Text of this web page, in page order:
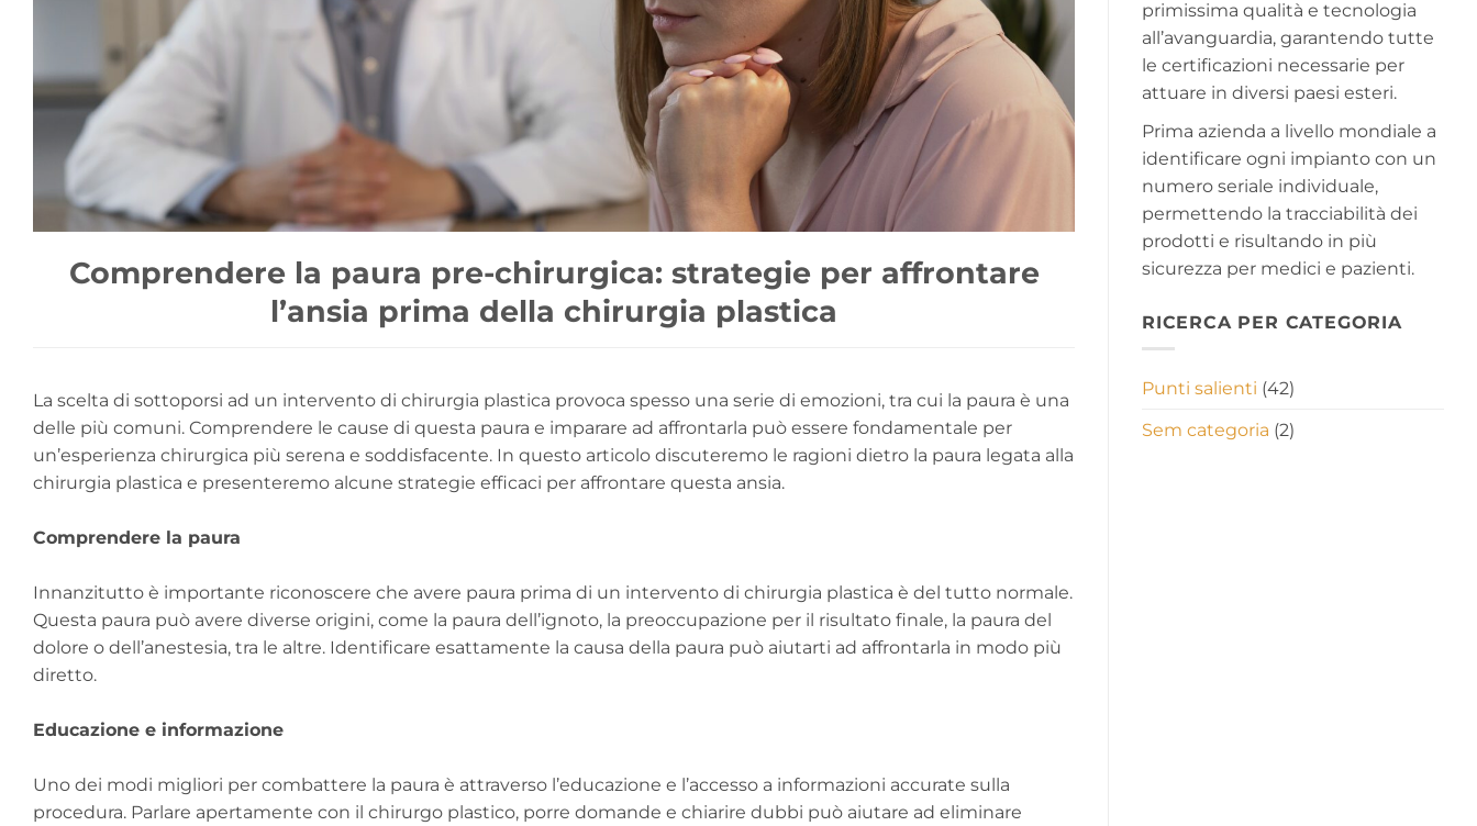
Comprendere la paura pre-chirurgica: strategie per affrontare
l’ansia prima della chirurgia plastica
La scelta di sottoporsi ad un intervento di chirurgia plastica provoca spesso una serie di emozioni, tra cui la paura è una
delle più comuni. Comprendere le cause di questa paura e imparare ad affrontarla può essere fondamentale per
un’esperienza chirurgica più serena e soddisfacente. In questo articolo discuteremo le ragioni dietro la paura legata alla
chirurgia plastica e presenteremo alcune strategie efficaci per affrontare questa ansia.
Comprendere la paura
Innanzitutto è importante riconoscere che avere paura prima di un intervento di chirurgia plastica è del tutto normale.
Questa paura può avere diverse origini, come la paura dell’ignoto, la preoccupazione per il risultato finale, la paura del
dolore o dell’anestesia, tra le altre. Identificare esattamente la causa della paura può aiutarti ad affrontarla in modo più
diretto.
Educazione e informazione
Uno dei modi migliori per combattere la paura è attraverso l’educazione e l’accesso a informazioni accurate sulla
procedura. Parlare apertamente con il chirurgo plastico, porre domande e chiarire dubbi può aiutare ad eliminare
primissima qualità e tecnologia
all’avanguardia, garantendo tutte
le certificazioni necessarie per
attuare in diversi paesi esteri.
Prima azienda a livello mondiale a
identificare ogni impianto con un
numero seriale individuale,
permettendo la tracciabilità dei
prodotti e risultando in più
sicurezza per medici e pazienti.
RICERCA PER CATEGORIA
Punti salienti (42)
Sem categoria (2)